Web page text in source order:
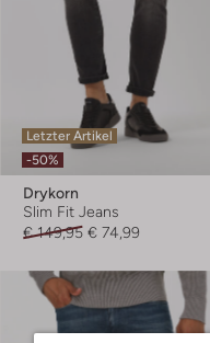
Letzter Artikel
-50%
Drykorn
Slim Fit Jeans
€ 149,95 € 74,99